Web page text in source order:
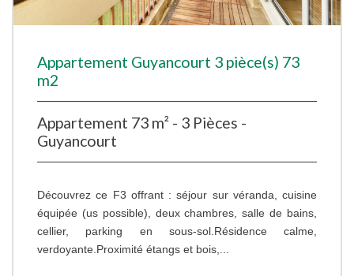
Appartement Guyancourt 3 pièce(s) 73
m2
Appartement 73 m² - 3 Pièces -
Guyancourt
Découvrez ce F3 offrant : séjour sur véranda, cuisine
équipée (us possible), deux chambres, salle de bains,
cellier, parking en sous-sol.Résidence calme,
verdoyante.Proximité étangs et bois,...